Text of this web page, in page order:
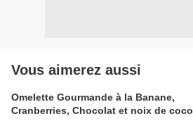
Vous aimerez aussi
Omelette Gourmande à la Banane,
Cranberries, Chocolat et noix de coco